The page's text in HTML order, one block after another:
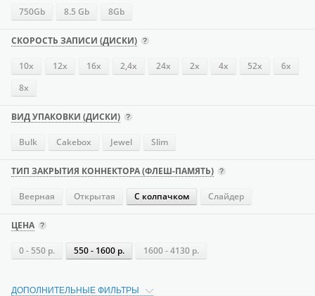
750Gb
8.5 Gb 8Gb
СКОРОСТЬ ЗАПИСИ (ДИСКИ)
10x 12x 16х 2,4x 24х 2x 4х 52х
6x
8x
ВИД УПАКОВКИ (ДИСКИ)
Bulk Cakebox Jewel Slim
ТИП ЗАКРЫТИЯ КОННЕКТОРА (ФЛЕШ-ПАМЯТЬ)
Веерная Открытая С колпачком Слайдер
ЦЕНА
0 - 550 р. 550 - 1600 р. 1600 - 4130 р.
ДОПОЛНИТЕЛЬНЫЕ ФИЛЬТРЫ